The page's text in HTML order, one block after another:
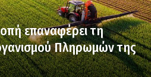
επαναφέρει τη
Πληρωμών της